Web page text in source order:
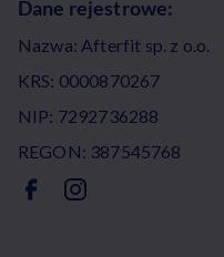
Dane rejestrowe:
Nazwa: Afterfit sp. z o.o.
KRS: 0000870267
NIP: 7292736288
REGON: 387545768